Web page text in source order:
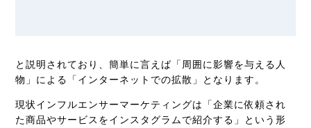
と説明されており、簡単に言えば「 周囲に影響を与える人
物」による「インターネットでの拡散」となります。
現状インフルエンサーマーケティングは「企業に依頼され
た商品やサービスをインスタグラムで紹介する」という形